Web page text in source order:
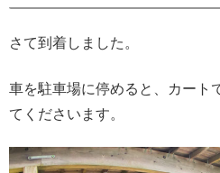
さて到着しました。
車を駐車場に停めると、カート
てくださいます。